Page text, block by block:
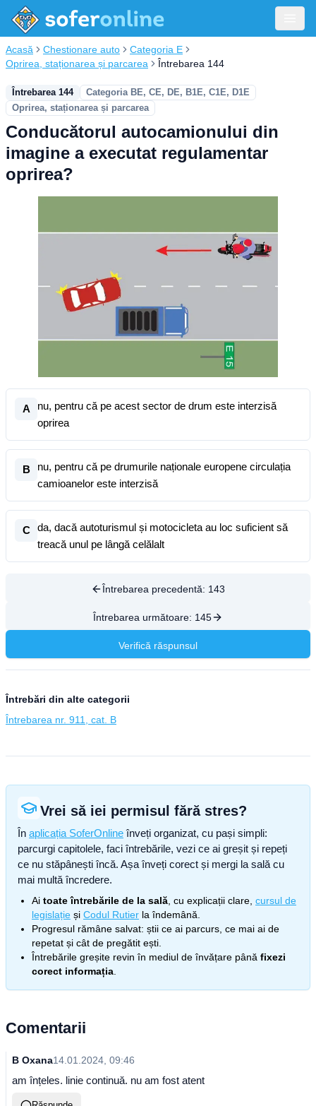
Acasă Chestionare auto
Categoria E
Oprirea, staționarea și parcarea
Întrebarea 144
Întrebarea 144
Categoria BE, CE, DE, B1E, C1E, D1E
Oprirea, staționarea și parcarea
Conducătorul autocamionului din
imagine a executat regulamentar
oprirea?
A
nu, pentru că pe acest sector de drum este interzisă
oprirea
B
nu, pentru că pe drumurile naționale europene circulația
camioanelor este interzisă
C
da, dacă autoturismul și motocicleta au loc suficient să
treacă unul pe lângă celălalt
Întrebarea precedentă: 143
Întrebarea următoare: 145
Verifică răspunsul
Întrebări din alte categorii
Întrebarea nr. 911, cat. B
Vrei să iei permisul fără stres?
În aplicația SoferOnline înveți organizat, cu pași simpli:
parcurgi capitolele, faci întrebările, vezi ce ai greșit și repeți
ce nu stăpânești încă. Așa înveți corect și mergi la sală cu
mai multă încredere.
Ai toate întrebările de la sală , cu explicații clare, cursul de
legislație și Codul Rutier la îndemână.
Progresul rămâne salvat: știi ce ai parcurs, ce mai ai de
repetat și cât de pregătit ești.
Întrebările greșite revin în mediul de învățare până fixezi
corect informația
Comentarii
B Oxana14.01.2024, 09:46
am înțeles. linie continuă. nu am fost atent